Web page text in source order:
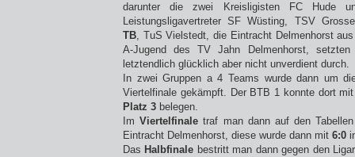
darunter die zwei Kreisligisten FC Hude
Leistungsligavertreter SF Wüsting, TSV
TB, TuS Vielstedt, die Eintracht Delmenhorst
A-Jugend des TV Jahn Delmenhorst, setzten
letztendlich glücklich aber nicht unverdient durch.
In zwei Gruppen a 4 Teams wurde dann um
Viertelfinale gekämpft. Der BTB 1 konnte dort
Platz 3 belegen.
ImViertelfinale traf man dann auf den
Eintracht Delmenhorst, diese wurde dann mit 6:0
Das Halbfinale bestritt man dann gegen den